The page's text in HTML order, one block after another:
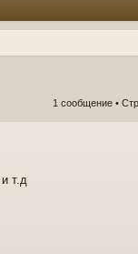
1 сообщение •
т.д